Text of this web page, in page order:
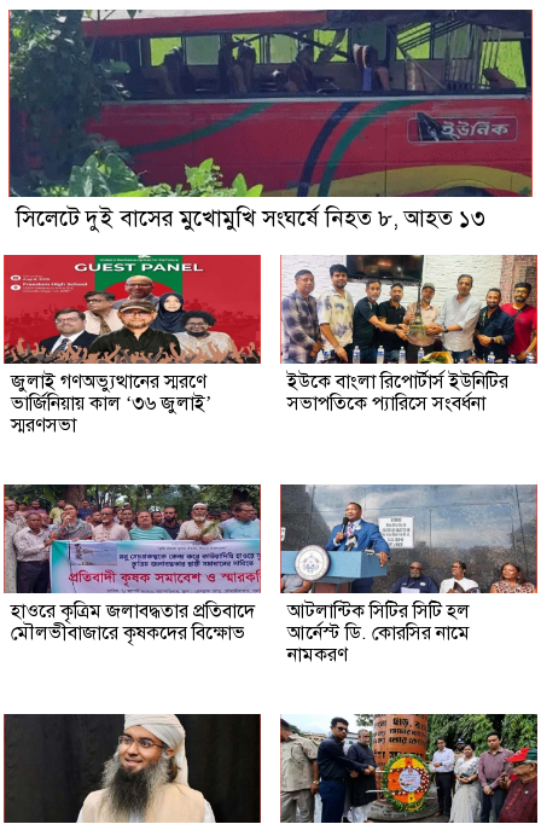
সিলেটে দুই বাসের মুখোমুখি সংঘর্ষে নিহত ৮, আহত ১৩
জুলাই গণঅভ্যুত্থানের স্মরণে
ভার্জিনিয়ায় কাল ‘৩৬ জুলাই’
স্মরণসভা
ইউকে বাংলা রিপোর্টার্স ইউনিটির
সভাপতিকে প্যারিসে সংবর্ধনা
হাওরে কৃত্রিম জলাবদ্ধতার প্রতিবাদে
মৌলভীবাজারে কৃষকদের বিক্ষোভ
আটলান্টিক সিটির সিটি হল
আর্নেস্ট ডি. কোরসির নামে
নামকরণ